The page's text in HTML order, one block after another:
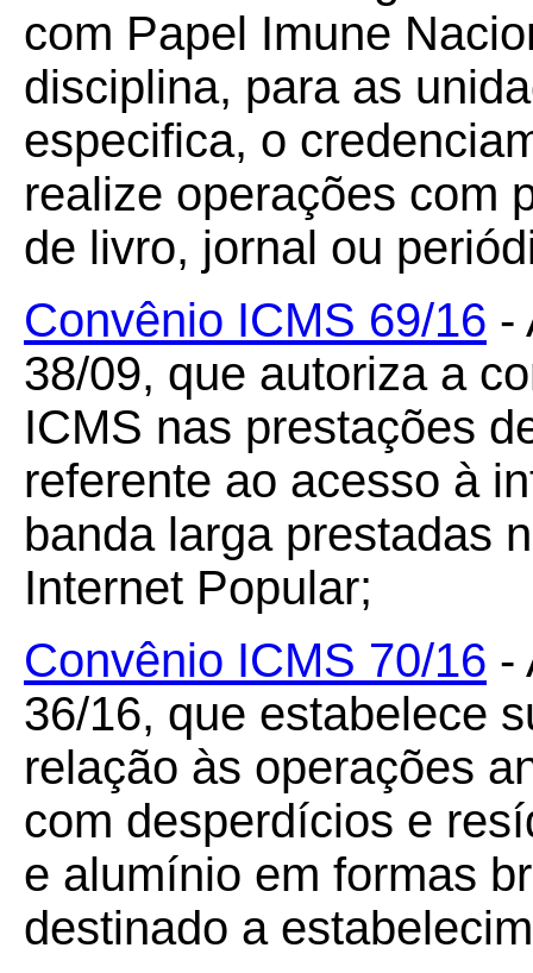
com Papel Imune
disciplina, para as
especifica, o
realize operações com
de livro, jornal ou
Convênio ICMS 69/16 -
38/09, que autoriza a
ICMS nas prestações
referente ao acesso à
banda larga prestadas
Internet Popular;
Convênio ICMS 70/16 -
36/16, que estabelece
relação às operações
com desperdícios e
e alumínio em formas
destinado a